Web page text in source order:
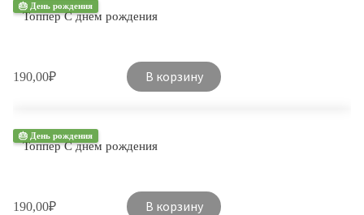
🎂 День рождения
Топпер С днем рождения
190,00₽ В корзину
🎂 День рождения
Топпер С днем ​​рождения
190,00₽ В корзину